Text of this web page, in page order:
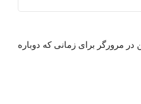
در مرورگر برای زمانی که دوباره